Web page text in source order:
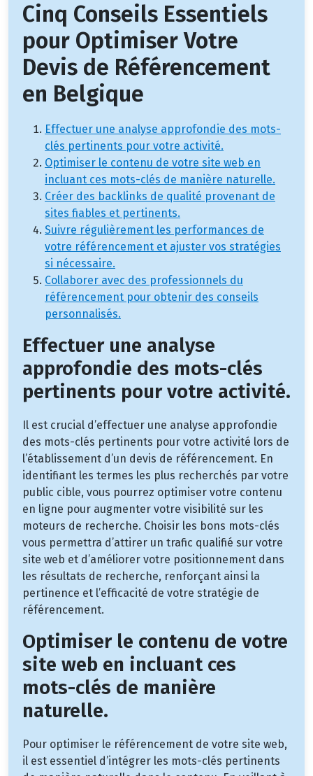
Cinq Conseils Essentiels
pour Optimiser Votre
Devis de Référencement
en Belgique
Effectuer une analyse approfondie des mots-
clés pertinents pour votre activité.
Optimiser le contenu de votre site web en
incluant ces mots-clés de manière naturelle.
Créer des backlinks de qualité provenant de
sites fiables et pertinents.
Suivre régulièrement les performances de
votre référencement et ajuster vos stratégies
si nécessaire.
Collaborer avec des professionnels du
référencement pour obtenir des conseils
personnalisés.
Effectuer une analyse
approfondie des mots-clés
pertinents pour votre activité.
Il est crucial d’effectuer une analyse approfondie
des mots-clés pertinents pour votre activité lors de
l’établissement d’un devis de référencement. En
identifiant les termes les plus recherchés par votre
public cible, vous pourrez optimiser votre contenu
en ligne pour augmenter votre visibilité sur les
moteurs de recherche. Choisir les bons mots-clés
vous permettra d’attirer un trafic qualifié sur votre
site web et d’améliorer votre positionnement dans
les résultats de recherche, renforçant ainsi la
pertinence et l’efficacité de votre stratégie de
référencement.
Optimiser le contenu de votre
site web en incluant ces
mots-clés de manière
naturelle.
Pour optimiser le référencement de votre site web,
il est essentiel d’intégrer les mots-clés pertinents